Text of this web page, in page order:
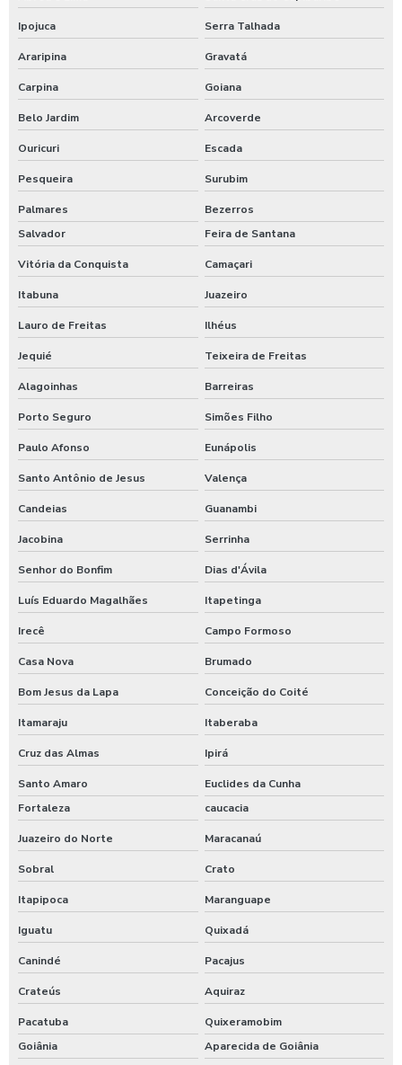
Ipojuca Serra Talhada
Araripina Gravatá
Carpina Goiana
Belo Jardim Arcoverde
Ouricuri Escada
Pesqueira Surubim
Palmares
Bezerros
Salvador
Feira de Santana
Vitória da Conquista Camaçari
Itabuna Juazeiro
Lauro de Freitas Ilhéus
Jequié Teixeira de Freitas
Alagoinhas Barreiras
Porto Seguro Simões Filho
Paulo Afonso Eunápolis
Santo Antônio de Jesus Valença
Candeias Guanambi
Jacobina Serrinha
Senhor do Bonfim Dias d'Ávila
Luís Eduardo Magalhães Itapetinga
Irecê Campo Formoso
Casa Nova Brumado
Bom Jesus da Lapa Conceição do Coité
Itamaraju Itaberaba
Cruz das Almas Ipirá
Santo Amaro
Euclides da Cunha
Fortaleza
caucacia
Juazeiro do Norte Maracanaú
Sobral Crato
Itapipoca Maranguape
Iguatu Quixadá
Canindé Pacajus
Crateús Aquiraz
Pacatuba
Quixeramobim
Goiânia
Aparecida de Goiânia